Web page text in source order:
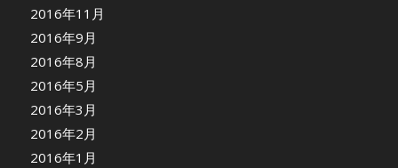
2016年11月
2016年9月
2016年8月
2016年5月
2016年3月
2016年2月
2016年1月